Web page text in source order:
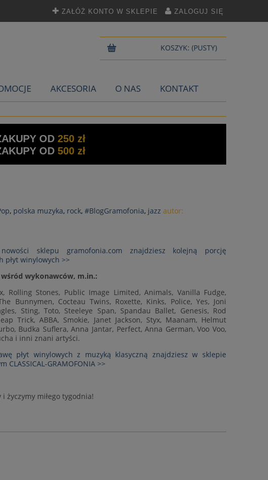
ZAŁÓŻ KONTO W SKLEPIE ZALOGUJ SIĘ
KOSZYK: (PUSTY)
AKCESORIA O NAS
KONTAKT
OD 250 zł
OD 500 zł
, polska muzyka, rock, #BlogGramofonia, jazz autor:
sklepu gramofonia.com znajdziesz kolejną porcję
płyt winylowych >>
wykonawców, m.in.:
Rolling Stones, Public Image Limited, Animals, Vanilla Fudge,
Bunnymen, Cocteau Twins, Roxette, Kinks, Police, Yes, Joni
Sting, Toto, Steeleye Span, Spandau Ballet, Genesis, Rod
Trick, ABBA, Smokie, Janet Jackson, Styx, Maanam, Helmut
Budka Suflera, Anna Jantar, Perfect, Anna German, Voo Voo,
i inni znani artyści.
płyt winylowych z muzyką klasyczną znajdziesz w sklepie
CLASSICAL-GRAMOFONIA >>
i życzymy miłego tygodnia!